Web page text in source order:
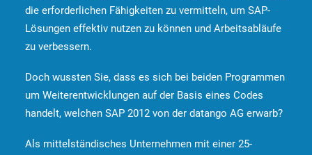
die erforderlichen Fähigkeiten zu vermitteln, um SAP-
Lösungen effektiv nutzen zu können und Arbeitsabläufe
zu verbessern.
Doch wussten Sie, dass es sich bei beiden Programmen
um Weiterentwicklungen auf der Basis eines Codes
handelt, welchen SAP 2012 von der datango AG erwarb?
Als mittelständisches Unternehmen mit einer 25-